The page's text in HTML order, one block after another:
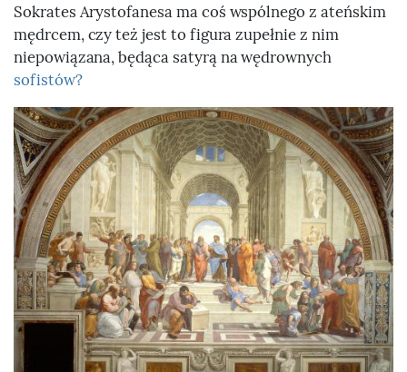
Sokrates Arystofanesa ma coś wspólnego z ateńskim
mędrcem, czy też jest to figura zupełnie z nim
niepowiązana, będąca satyrą na wędrownych
sofistów?